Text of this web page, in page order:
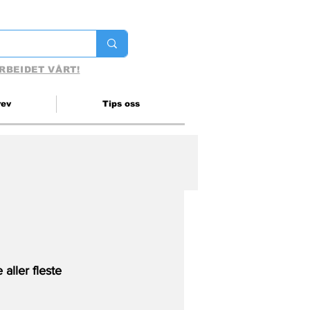
VÅRT!
Tips oss
aller fleste